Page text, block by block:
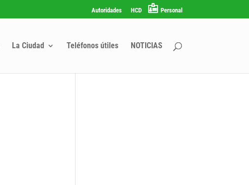
Autoridades HCD Personal
La Ciudad Teléfonos útiles NOTICIAS